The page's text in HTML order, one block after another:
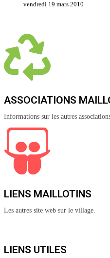
vendredi 19 mars 2010
ASSOCIATIONS
Informations sur les autres
LIENS MAILLOTINS
Les autres site web sur le village.
LIENS UTILES